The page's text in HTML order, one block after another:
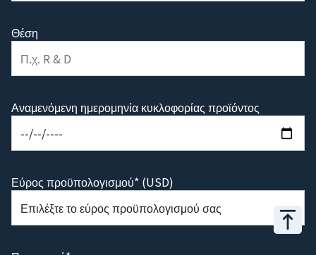
Θέση
Αναμενόμενη ημερομηνία κυκλοφορίας προϊόντος
Εύρος προϋπολογισμού* (USD)